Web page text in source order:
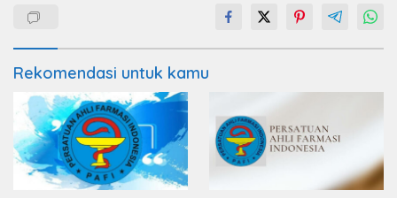
Rekomendasi untuk kamu